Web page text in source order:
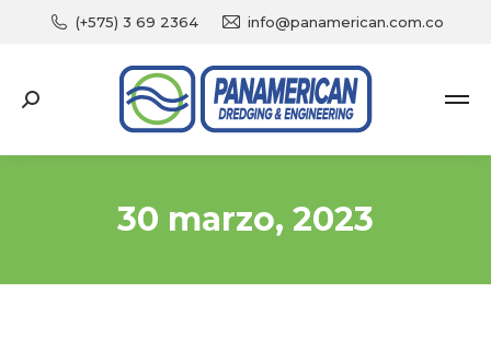
(+575) 3 69 2364 info@panamerican.com.co
Search:
30 marzo, 2023
You are here: